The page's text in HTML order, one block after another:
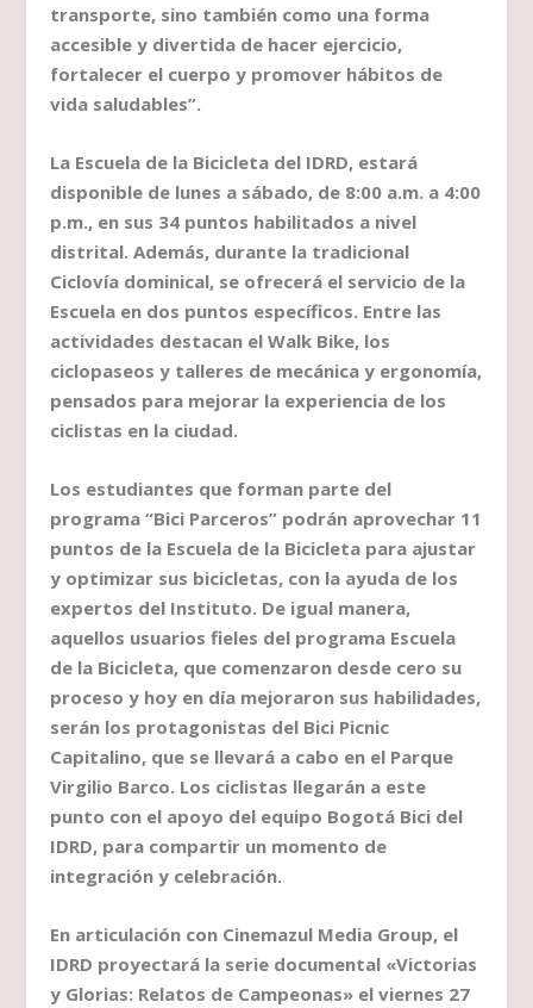
transporte, sino también como una forma
accesible y divertida de hacer ejercicio,
fortalecer el cuerpo y promover hábitos de
vida saludables”.
La Escuela de la Bicicleta del IDRD, estará
disponible de lunes a sábado, de 8:00 a.m. a 4:00
p.m., en sus 34 puntos habilitados a nivel
distrital. Además, durante la tradicional
Ciclovía dominical, se ofrecerá el servicio de la
Escuela en dos puntos específicos. Entre las
actividades destacan el Walk Bike, los
ciclopaseos y talleres de mecánica y ergonomía,
pensados para mejorar la experiencia de los
ciclistas en la ciudad.
Los estudiantes que forman parte del
programa “Bici Parceros” podrán aprovechar 11
puntos de la Escuela de la Bicicleta para ajustar
y optimizar sus bicicletas, con la ayuda de los
expertos del Instituto. De igual manera,
aquellos usuarios fieles del programa Escuela
de la Bicicleta, que comenzaron desde cero su
proceso y hoy en día mejoraron sus habilidades,
serán los protagonistas del Bici Picnic
Capitalino, que se llevará a cabo en el Parque
Virgilio Barco. Los ciclistas llegarán a este
punto con el apoyo del equipo Bogotá Bici del
IDRD, para compartir un momento de
integración y celebración.
En articulación con Cinemazul Media Group, el
IDRD proyectará la serie documental «Victorias
y Glorias: Relatos de Campeonas» el viernes 27